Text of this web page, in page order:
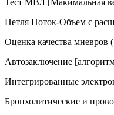
Петля Поток-Объем с
Оценка качества мневров
Автозаключение
Интегрированные
Бронхолитические и